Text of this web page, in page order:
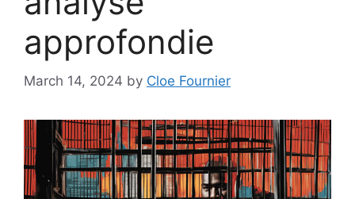
approfondie
March 14, 2024 by Cloe Fournier